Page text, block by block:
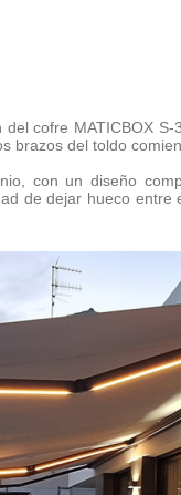
cofre MATICBOX
brazos del toldo
con un diseño
de dejar hueco